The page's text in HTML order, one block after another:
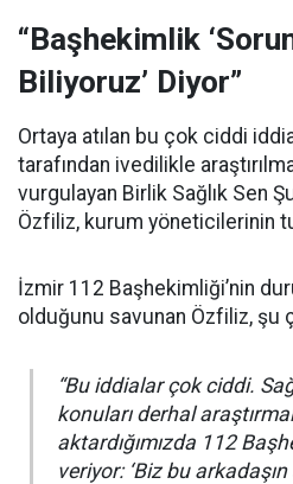
“Başhekimlik
Biliyoruz’ Diyor”
Ortaya atılan bu çok ciddi
tarafından ivedilikle
vurgulayan Birlik Sağlık Sen
Özfiliz, kurum yöneticilerinin
İzmir 112 Başhekimliği’nin
olduğunu savunan Özfiliz, şu
“Bu iddialar çok ciddi.
konuları derhal
aktardığımızda 112
veriyor: ‘Biz bu